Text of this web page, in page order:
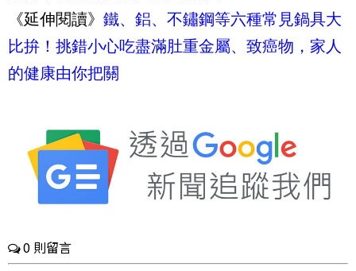
《延伸閱讀》 鐵、鋁、不鏽鋼等六種常見鍋具大
比拚！挑錯小心吃盡滿肚重金屬、致癌物，家人
的健康由你把關